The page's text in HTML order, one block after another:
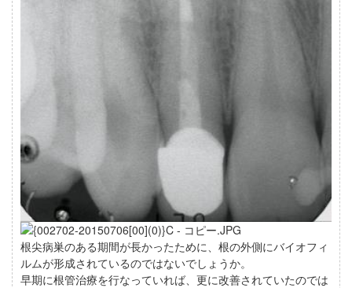
根尖病巣のある期間が長かったために、根の外側にバイオフィ
ルムが形成されているのではないでしょうか。
早期に根管治療を行なっていれば、更に改善されていたのでは